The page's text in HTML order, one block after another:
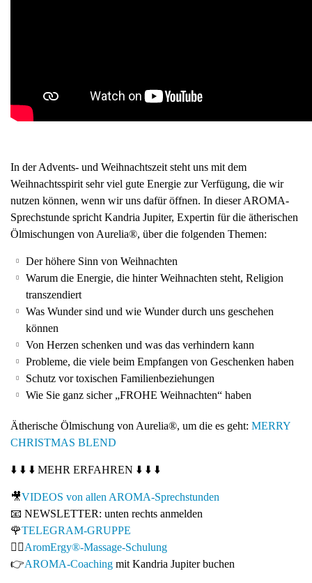
In der Advents- und Weihnachtszeit steht uns mit dem
Weihnachtsspirit sehr viel gute Energie zur Verfügung, die wir
nutzen können, wenn wir uns dafür öffnen. In dieser AROMA-
Sprechstunde spricht Kandria Jupiter, Expertin für die ätherischen
Ölmischungen von Aurelia®, über die folgenden Themen:
Der höhere Sinn von Weihnachten
Warum die Energie, die hinter Weihnachten steht, Religion
transzendiert
Was Wunder sind und wie Wunder durch uns geschehen
können
Von Herzen schenken und was das verhindern kann
Probleme, die viele beim Empfangen von Geschenken haben
Schutz vor toxischen Familienbeziehungen
Wie Sie ganz sicher „FROHE Weihnachten“ haben
Ätherische Ölmischung von Aurelia®, um die es geht: MERRY
CHRISTMAS BLEND
⬇️ ⬇️ ⬇️ MEHR ERFAHREN ⬇️ ⬇️ ⬇️
🎥VIDEOS von allen AROMA-Sprechstunden
📧 NEWSLETTER: unten rechts anmelden
🌹TELEGRAM-GRUPPE
💆‍♀️AromErgy®-Massage-Schulung
👉AROMA-Coaching mit Kandria Jupiter buchen